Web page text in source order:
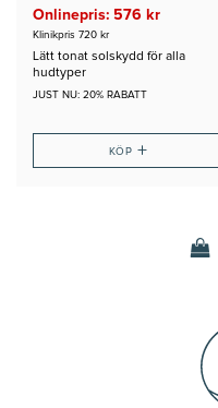
Onlinepris: 576 kr
Klinikpris 720 kr
Lätt tonat solskydd för alla
hudtyper
JUST NU: 20% RABATT
KÖP+